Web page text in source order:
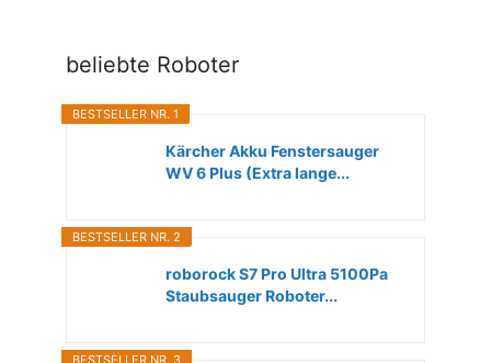
beliebte Roboter
BESTSELLER NR. 1
Kärcher Akku Fenstersauger
WV 6 Plus (Extra lange...
BESTSELLER NR. 2
roborock S7 Pro Ultra 5100Pa
Staubsauger Roboter...
BESTSELLER NR. 3